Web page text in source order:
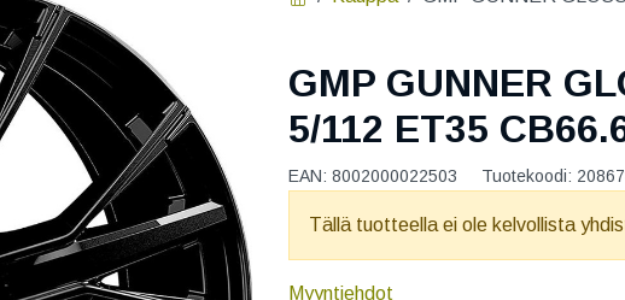
GMP GUNNER
5/112 ET35
EAN: 8002000022503 Tuotekoodi:
Tällä tuotteella ei ole kelvollista
Myyntiehdot